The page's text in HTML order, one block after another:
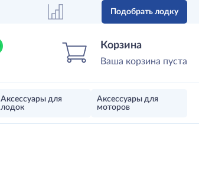
Подобрать лодку
Корзина
Ваша корзина пуста
Аксессуары для
лодок
Аксессуары для
моторов